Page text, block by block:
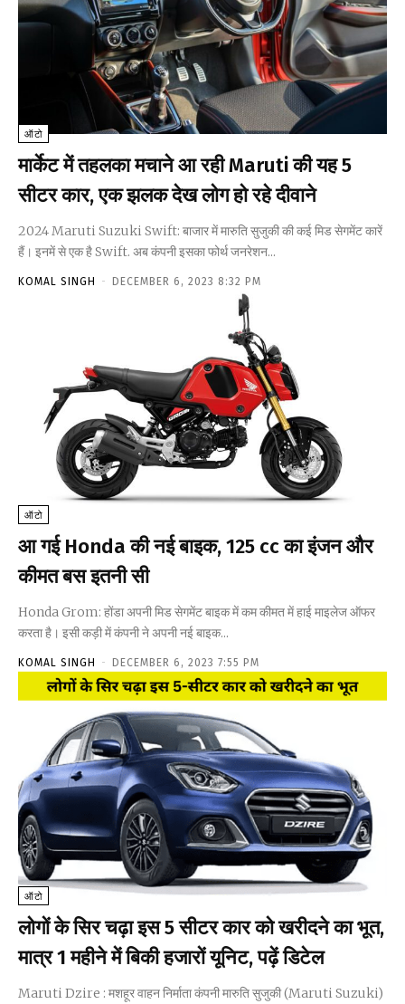
ऑटो
मार्केट में तहलका मचाने आ रही Maruti की यह 5
सीटर कार, एक झलक देख लोग हो रहे दीवाने
2024 Maruti Suzuki Swift: बाजार में मारुति सुजुकी की कई मिड सेगमेंट कारें
हैं। इनमें से एक है Swift. अब कंपनी इसका फोर्थ जनरेशन...
KOMAL SINGH - DECEMBER 6, 2023 8:32 PM
ऑटो
आ गई Honda की नई बाइक, 125 cc का इंजन और
कीमत बस इतनी सी
Honda Grom: होंडा अपनी मिड सेगमेंट बाइक में कम कीमत में हाई माइलेज ऑफर
करता है। इसी कड़ी में कंपनी ने अपनी नई बाइक...
KOMAL SINGH - DECEMBER 6, 2023 7:55 PM
ऑटो
लोगों के सिर चढ़ा इस 5 सीटर कार को खरीदने का भूत,
मात्र 1 महीने में बिकी हजारों यूनिट, पढ़ें डिटेल
Maruti Dzire : मशहूर वाहन निर्माता कंपनी मारुति सुजुकी (Maruti Suzuki)